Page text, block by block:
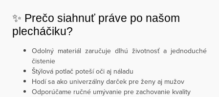
✨ Prečo siahnuť práve po našom
plecháčiku?
Odolný materiál zaručuje dlhú životnosť a jednoduché
čistenie
Štýlová potlač poteší oči aj náladu
Hodí sa ako univerzálny darček pre ženy aj mužov
Odporúčame ručné umývanie pre zachovanie kvality